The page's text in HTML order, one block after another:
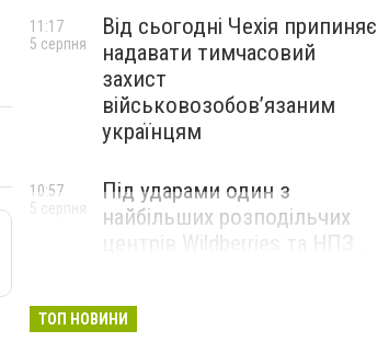
Від сьогодні Чехія припиняє
надавати тимчасовий
захист
військовозобов’язаним
українцям
11:17
5 серпня
Під ударами один з
найбільших розподільчих
центрів Wildberries та НПЗ .
10:57
5 серпня
ТОП НОВИНИ